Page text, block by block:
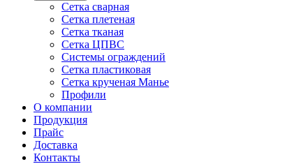
Сетка сварная
Сетка плетеная
Сетка тканая
Сетка ЦПВС
Системы ограждений
Сетка пластиковая
Сетка крученая Манье
Профили
О компании
Продукция
Прайс
Доставка
Контакты